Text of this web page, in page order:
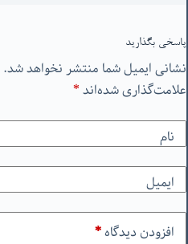
پاسخی بگذارید
نشانی ایمیل شما منتشر نخواهد شد.
علامت‌گذاری شده‌اند*
نام
ایمیل
افزودن دیدگاه*